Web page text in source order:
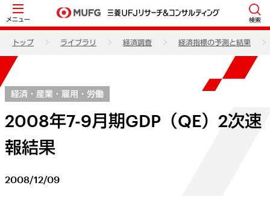
メニュー 検索
トップ ライブラリ 経済調査 経済指標の予測と結果
経済・産業・雇用・労働
2008年7-9月期GDP（QE）2次速
報結果
2008/12/09